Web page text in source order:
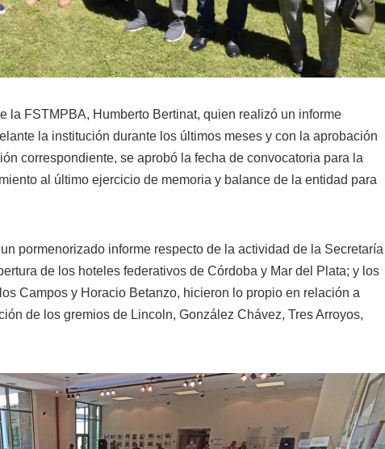
la FSTMPBA, Humberto Bertinat, quien realizó un informe
la institución durante los últimos meses y con la aprobación
correspondiente, se aprobó la fecha de convocatoria para la
al último ejercicio de memoria y balance de la entidad para
pormenorizado informe respecto de la actividad de la Secretaría
de los hoteles federativos de Córdoba y Mar del Plata; y los
Campos y Horacio Betanzo, hicieron lo propio en relación a
de los gremios de Lincoln, González Chávez, Tres Arroyos,